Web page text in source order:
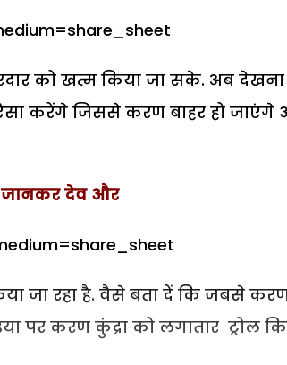
को खत्म किया जा सके. अब
करेंगे जिससे करण बाहर हो जाएंगे
जानकर देव और
जा रहा है. वैसे बता दें कि जबसे
पर करण कुंद्रा को लगातार ट्रोल